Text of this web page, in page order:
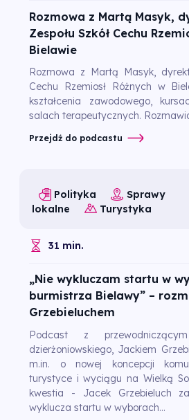
Rozmowa z Martą Masyk,
Zespołu Szkół Cechu
Bielawie
Rozmowa z Martą Masyk,
Cechu Rzemiosł Różnych w
kształcenia zawodowego,
salach terapeutycznych.
Przejdź do podcastu
Polityka
Sprawy
lokalne
Turystyka
31 min.
„Nie wykluczam startu w
burmistrza Bielawy” –
Grzebieluchem
Podcast z
dzierżoniowskiego, Jackiem
m.in. o nowej koncepcji
turystyce i wyciągu na Wielką
kwestia - Jacek Grzebieluch
wyklucza startu w wyborach...